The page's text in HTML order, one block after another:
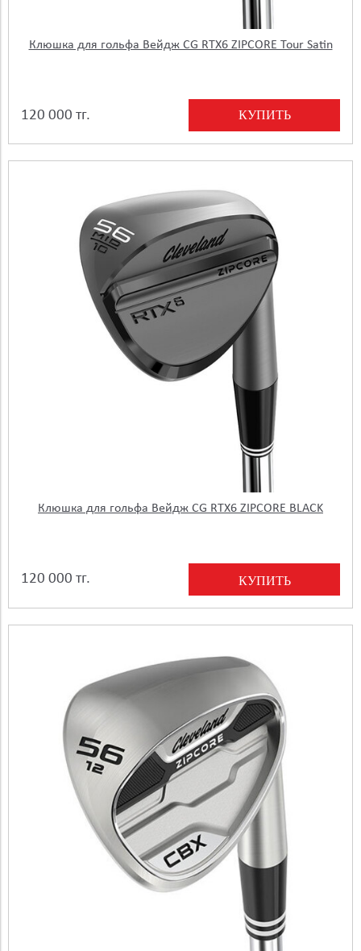
Клюшка для гольфа Вейдж CG RTX6 ZIPCORE Tour Satin
120 000 тг. КУПИТЬ
Клюшка для гольфа Вейдж CG RTX6 ZIPCORE BLACK
120 000 тг. КУПИТЬ